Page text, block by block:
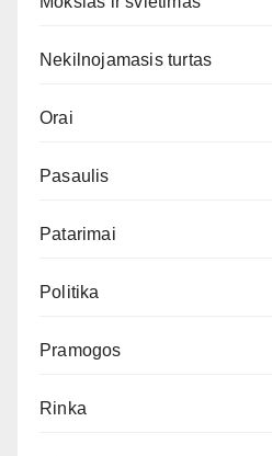
Nekilnojamasis turtas
Orai
Pasaulis
Patarimai
Politika
Pramogos
Rinka